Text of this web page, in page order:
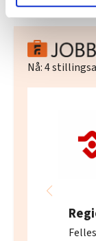
lære hvordan
relevant
statistikk.
Vi deler bare
nettstedet med
Nå:4